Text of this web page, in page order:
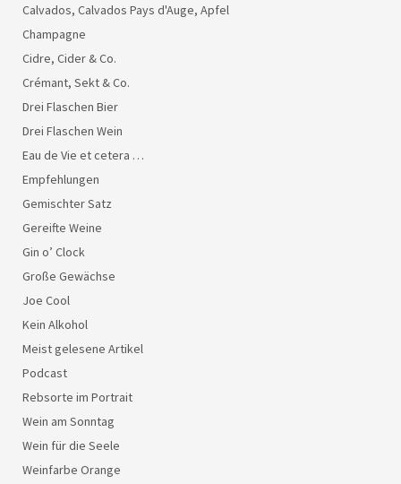
Calvados, Calvados Pays d'Auge, Apfel
Champagne
Cidre, Cider & Co.
Crémant, Sekt & Co.
Drei Flaschen Bier
Drei Flaschen Wein
Eau de Vie et cetera …
Empfehlungen
Gemischter Satz
Gereifte Weine
Gin o’ Clock
Große Gewächse
Joe Cool
Kein Alkohol
Meist gelesene Artikel
Podcast
Rebsorte im Portrait
Wein am Sonntag
Wein für die Seele
Weinfarbe Orange